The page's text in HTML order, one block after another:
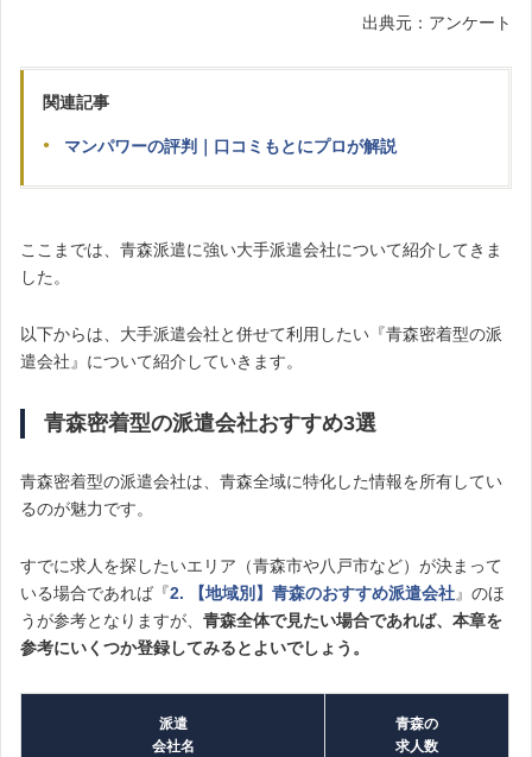
出典元：アンケート
関連記事
マンパワーの評判｜口コミもとにプロが解説
ここまでは、青森派遣に強い大手派遣会社について紹介してきま
した。
以下からは、大手派遣会社と併せて利用したい『青森密着型の派
遣会社』について紹介していきます。
青森密着型の派遣会社おすすめ3選
青森密着型の派遣会社は、青森全域に特化した情報を所有してい
るのが魅力です。
すでに求人を探したいエリア（青森市や八戸市など）が決まって
いる場合であれば『2. 【地域別】青森のおすすめ派遣会社』のほ
うが参考となりますが、 青森全体で見たい場合であれば、本章を
参考にいくつか登録してみるとよいでしょう。
派遣
会社名
青森の
求人数